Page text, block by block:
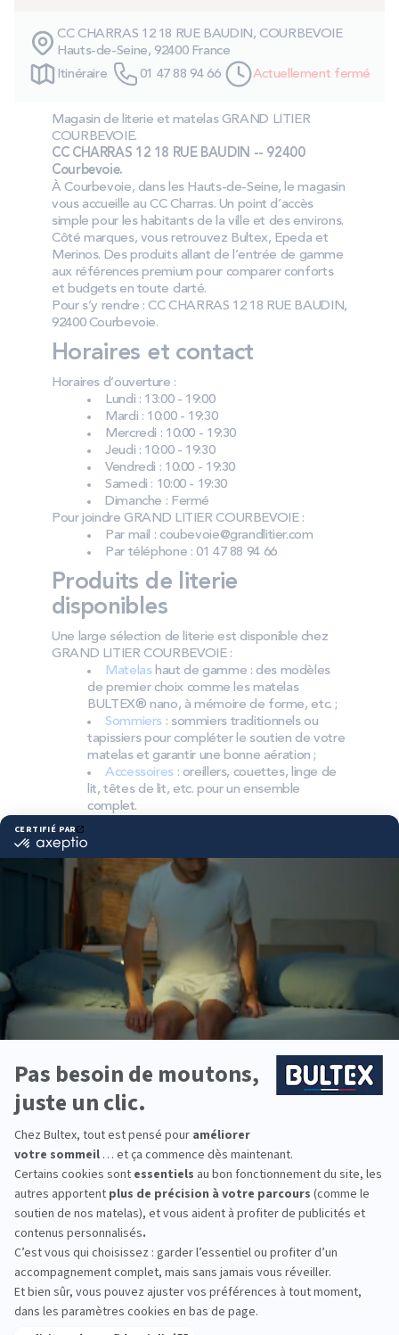
Technologie bultex
Nos engagements
Storelocator
Contact
Mon compte
CC CHARRAS 12 18 RUE BAUDIN, COURBEVOIE
Hauts-de-Seine, 92400 France
Itinéraire
01 47 88 94 66 Actuellement fermé
Magasin de literie et matelas GRAND LITIER
COURBEVOIE.
CC CHARRAS 12 18 RUE BAUDIN -- 92400
Courbevoie.
À Courbevoie, dans les Hauts-de-Seine, le magasin
vous accueille au CC Charras. Un point d’accès
simple pour les habitants de la ville et des environs.
Côté marques, vous retrouvez Bultex, Epeda et
Merinos. Des produits allant de l’entrée de gamme
aux références premium pour comparer conforts
et budgets en toute clarté.
Pour s’y rendre : CC CHARRAS 12 18 RUE BAUDIN,
92400 Courbevoie.
Horaires et contact
Horaires d’ouverture :
Lundi : 13:00 - 19:00
Mardi : 10:00 - 19:30
Mercredi : 10:00 - 19:30
Jeudi : 10:00 - 19:30
Vendredi : 10:00 - 19:30
Samedi : 10:00 - 19:30
Dimanche : Fermé
Pour joindre GRAND LITIER COURBEVOIE :
Par mail : coubevoie@grandlitier.com
Par téléphone : 01 47 88 94 66
Produits de literie
disponibles
Une large sélection de literie est disponible chez
GRAND LITIER COURBEVOIE :
Matelashaut de gamme : des modèles
de premier choix comme les matelas
BULTEX® nano, à mémoire de forme, etc. ;
Sommiers : sommiers traditionnels ou
tapissiers pour compléter le soutien de votre
matelas et garantir une bonne aération ;
Accessoires: oreillers, couettes, linge de
lit, têtes de lit, etc. pour un ensemble
complet.
Pourquoi choisir Bultex
comme literie ?
Bultex est la marque la plus détenue par les
Français*. Un savoir‑faire reconnu guide la
conception de matelas pensés pour le confort nuit
après nuit.
Chaque dormeur peut trouver la fermeté qui lui
convient, du plus souple au plus ferme. En
associant le bon sommier, le soutien s’ajuste et la
tenue du couchage se stabilise dans le temps.
Pour équiper toute la famille, du premier lit à la
chambre d’ami, Bultex offre des solutions simples
*Marque la plus détenue : 18 599 personnes
interrogées de février 2019 à mars 2025. Institut
Iligo.
GRAND LITIER
COURBEVOIE : essayez
avant d’acheter
Passez en magasin pour ressentir les différences :
allongez‑vous, changez de position, comparez
plusieurs fermetés. Prenez le temps d’identifier le
confort qui vous correspond avant de décider.
COUBEVOIE@GRANDLITIER.COM